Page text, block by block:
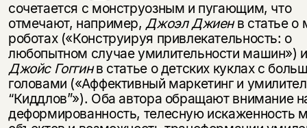
сочетается с монструозным и пугающим, что
отмечают, например, Джоэл Джиенв статье о
роботах («Конструируя привлекательность: о
любопытном случае умилительности машин») и
Джойс Гоггинв статье о детских куклах с
головами («Аффективный маркетинг и
“Киддлов”»). Оба автора обращают внимание
деформированность, телесную искаженность